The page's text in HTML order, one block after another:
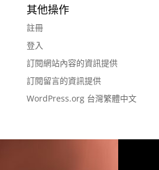
其他操作
註冊
登入
訂閱網站內容的資訊提供
訂閱留言的資訊提供
WordPress.org 台灣繁體中文